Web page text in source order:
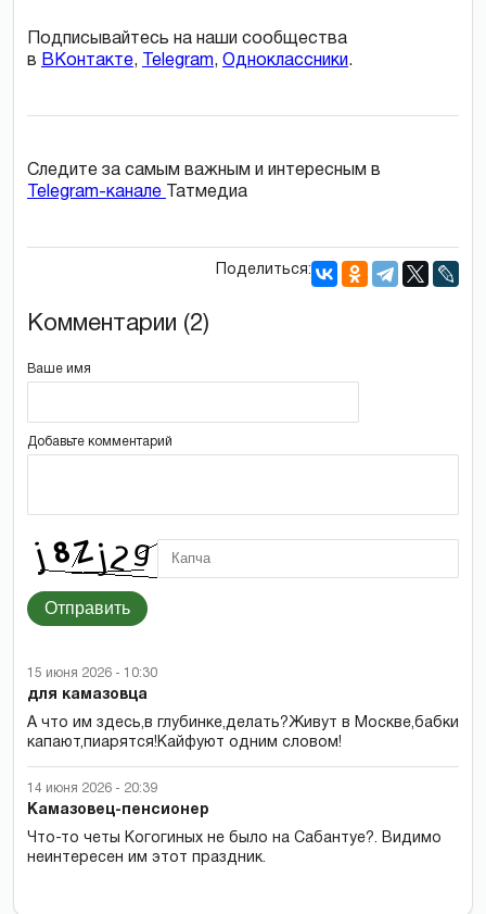
Подписывайтесь на наши сообщества
в ВКонтакте, Telegram, Одноклассники .
Следите за самым важным и интересным в
Telegram-канале
Татмедиа
Поделиться:
Комментарии (2)
Ваше имя
Добавьте комментарий
Отправить
15 июня 2026 - 10:30
для камазовца
А что им здесь,в глубинке,делать?Живут в Москве,бабки
капают,пиарятся!Кайфуют одним словом!
14 июня 2026 - 20:39
Камазовец-пенсионер
Что-то четы Когогиных не было на Сабантуе?. Видимо
неинтересен им этот праздник.